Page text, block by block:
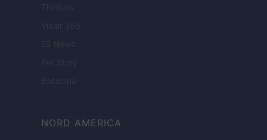
Think.es
Viajar 365
ES Newz
Pet Story
Encocina
NORD AMERICA